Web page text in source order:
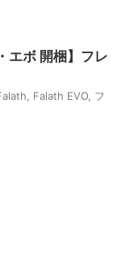
エボ 開梱】フレ
Falath EVO フ